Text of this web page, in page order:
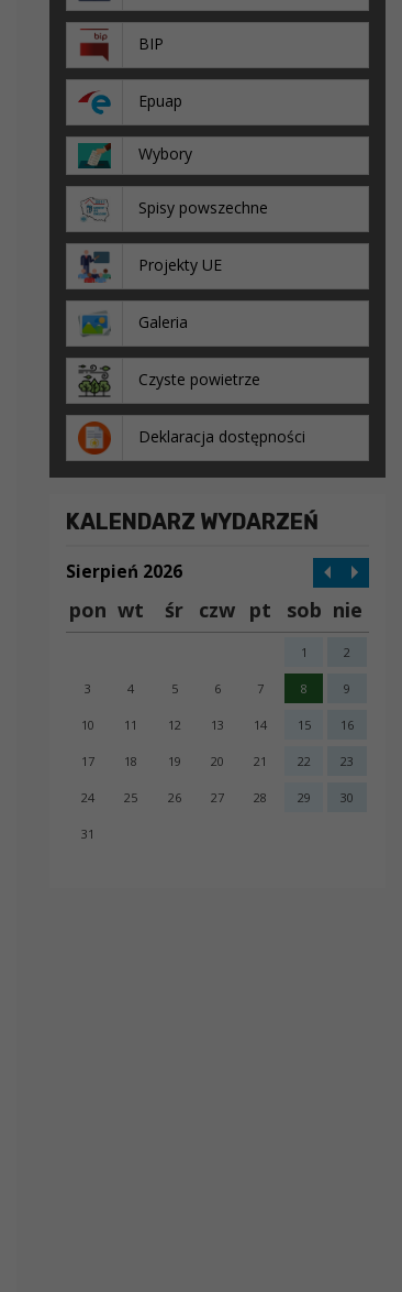
BIP
Epuap
Wybory
Spisy powszechne
Projekty UE
Galeria
Czyste powietrze
Deklaracja dostępności
KALENDARZ WYDARZEŃ
Sierpień 2026
pon wt śr czw pt sob nie
1 2
3 4 5 6 7 8 9
10 11 12 13 14 15 16
17 18 19 20 21 22 23
24 25 26 27 28 29 30
31